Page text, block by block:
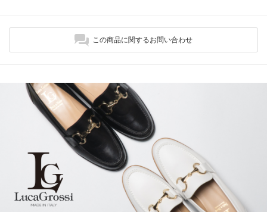
この商品に関するお問い合わせ